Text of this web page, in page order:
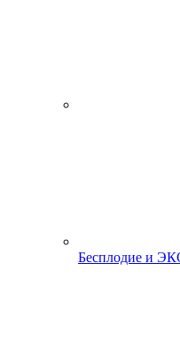
Бесплодие и